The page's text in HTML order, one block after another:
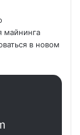
майнинга
в новом